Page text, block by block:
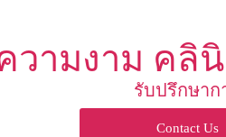
วามงาม คลิ
รับปรึกษา
Contact Us